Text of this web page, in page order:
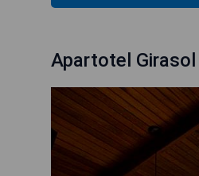
Apartotel Girasol